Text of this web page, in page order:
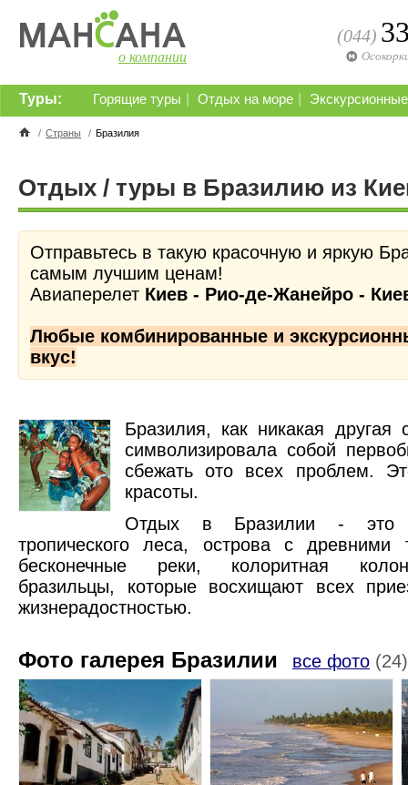
о компании
(044)
Горящие туры Отдых на море
Туры:
/ Страны / Бразилия
Отдых / туры в Бразилию из
Отправьтесь в такую красочную и яркую
самым лучшим ценам!
Авиаперелет Киев - Рио-де-Жанейро -
Любые комбинированные и
вкус!
Бразилия, как никакая
символизировала собой
сбежать ото всех проблем.
красоты.
Отдых в Бразилии - это
тропического леса, острова с древними
бесконечные реки, колоритная
бразильцы, которые восхищают всех
жизнерадостностью.
Фото галерея Бразилии все фото (24)